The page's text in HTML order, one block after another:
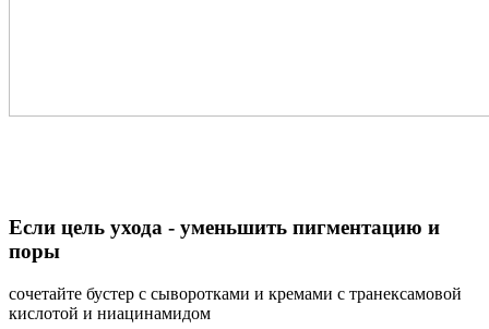
Если цель ухода - уменьшить пигментацию и
поры
сочетайте бустер с сыворотками и кремами с транексамовой
кислотой и ниацинамидом